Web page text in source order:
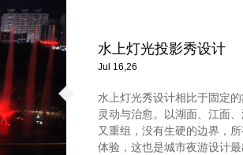
水上灯光投影秀设计
Jul 16,26
水上灯光秀设计相比于固定
灵动与治愈。以湖面、江面
又重组，没有生硬的边界，
体验，这也是城市夜游设计